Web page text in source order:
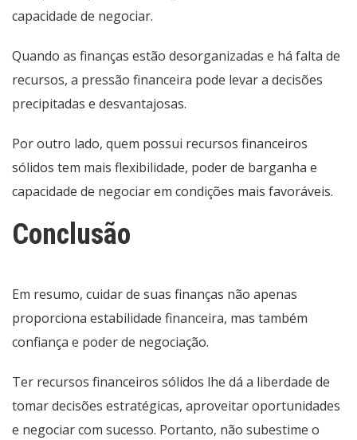
capacidade de negociar.
Quando as finanças estão desorganizadas e há falta de
recursos, a pressão financeira pode levar a decisões
precipitadas e desvantajosas.
Por outro lado, quem possui recursos financeiros
sólidos tem mais flexibilidade, poder de barganha e
capacidade de negociar em condições mais favoráveis.
Conclusão
Em resumo, cuidar de suas finanças não apenas
proporciona estabilidade financeira, mas também
confiança e poder de negociação.
Ter recursos financeiros sólidos lhe dá a liberdade de
tomar decisões estratégicas, aproveitar oportunidades
e negociar com sucesso. Portanto, não subestime o